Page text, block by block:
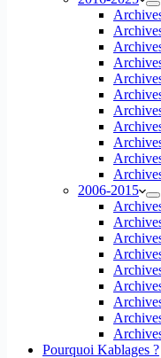
2006-2015
Pourquoi Kablages ?